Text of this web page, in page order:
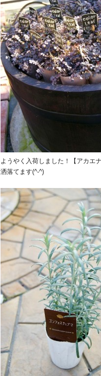
ようやく入荷しました！【アカエ
洒落てます(^-^)